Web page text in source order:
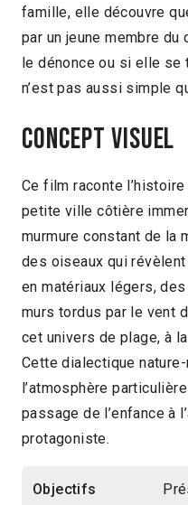
famille, elle découvre
par un jeune membre
le dénonce ou si elle
n’est pas aussi simple
Concept visuel
Ce film raconte
petite ville côtière
murmure constant de la
des oiseaux qui
en matériaux légers,
murs tordus par le vent
cet univers de plage, à
Cette dialectique
l’atmosphère
passage de l’enfance à
protagoniste.
Objectifs